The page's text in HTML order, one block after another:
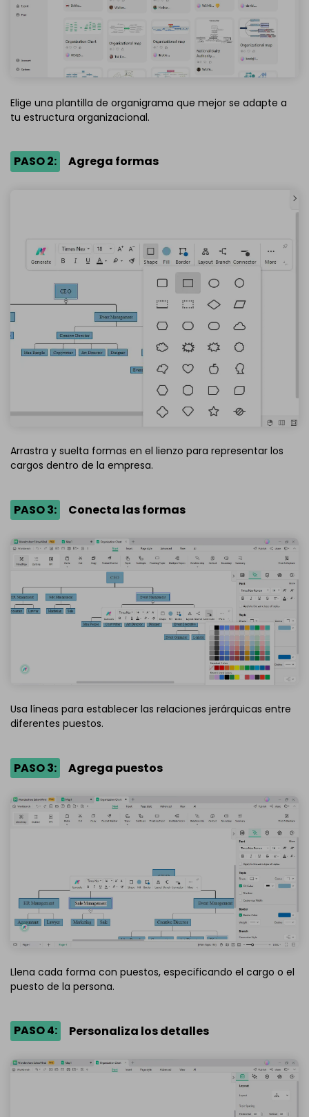
Elige una plantilla de organigrama que mejor se adapte a
tu estructura organizacional.
PASO 2: Agrega formas
Arrastra y suelta formas en el lienzo para representar los
cargos dentro de la empresa.
PASO 3: Conecta las formas
Usa líneas para establecer las relaciones jerárquicas entre
diferentes puestos.
PASO 3: Agrega puestos
Llena cada forma con puestos, especificando el cargo o el
puesto de la persona.
PASO 4: Personaliza los detalles